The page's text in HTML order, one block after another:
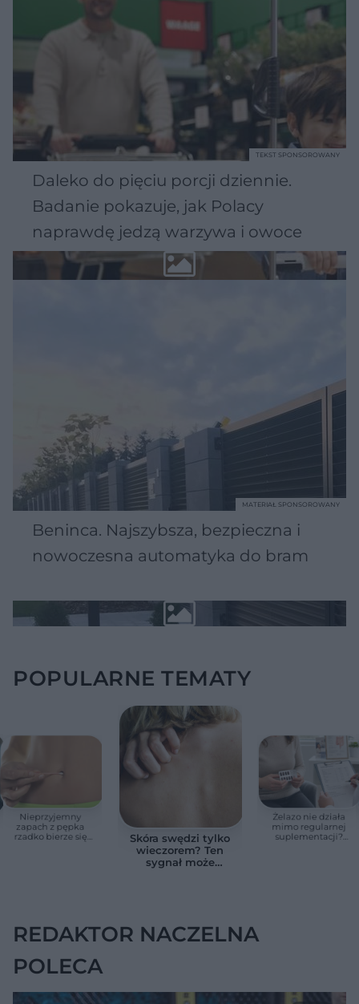
Daleko do pięciu porcji dziennie.
Badanie pokazuje, jak Polacy
naprawdę jedzą warzywa i owoce
TEKST SPONSOROWANY
Beninca. Najszybsza, bezpieczna i
nowoczesna automatyka do bram
MATERIAŁ SPONSOROWANY
POPULARNE TEMATY
Nieprzyjemny
zapach z pępka
rzadko bierze się
Skóra swędzi tylko
wieczorem? Ten
sygnał może
Żelazo nie działa
mimo regularnej
suplementacji?
REDAKTOR NACZELNA
POLECA